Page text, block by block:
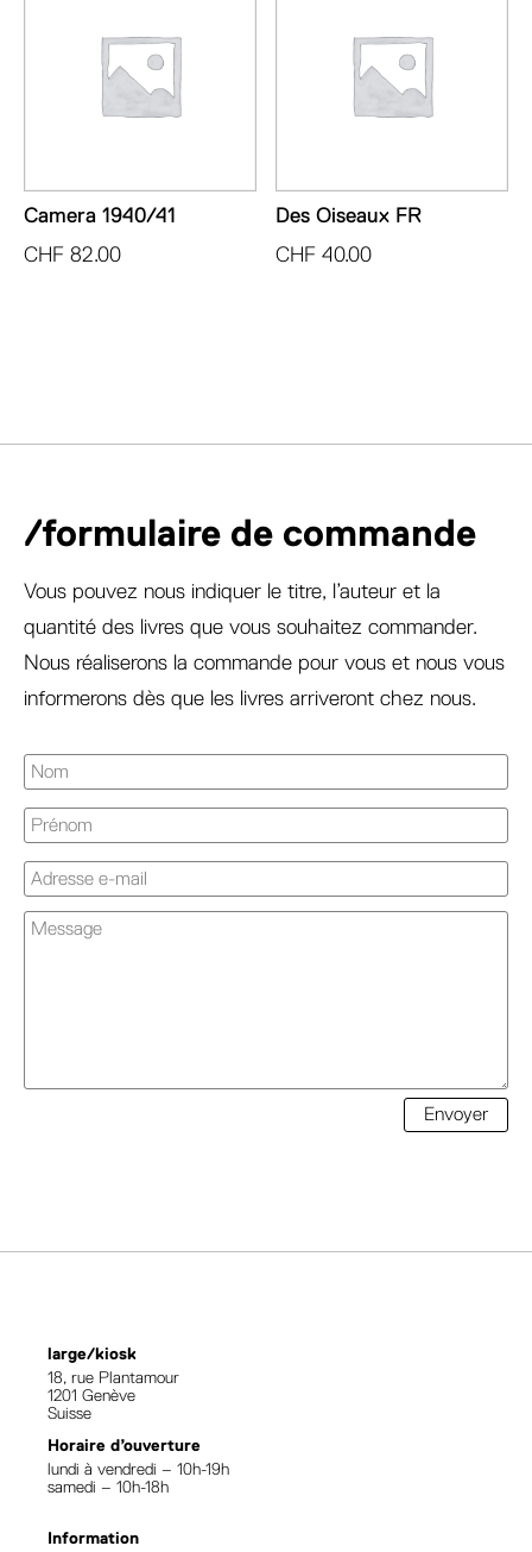
Camera 1940/41
CHF 82.00
Des Oiseaux FR
CHF 40.00
/formulaire de commande
Vous pouvez nous indiquer le titre, l’auteur et la
quantité des livres que vous souhaitez commander.
Nous réaliserons la commande pour vous et nous vous
informerons dès que les livres arriveront chez nous.
Envoyer
large/kiosk
18, rue Plantamour
1201 Genève
Suisse
Horaire d’ouverture
lundi à vendredi – 10h-19h
samedi – 10h-18h
Information